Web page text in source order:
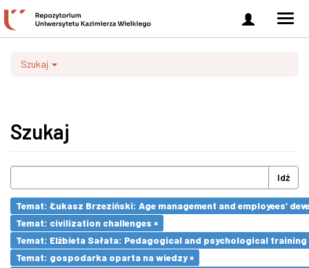
Zaloguj
się
Szukaj
Szukaj
Idź
Temat: Łukasz Brzeziński: Age management and employees’
Temat: civilization challenges ×
Temat: Elżbieta Sałata: Pedagogical and psychological
Temat: gospodarka oparta na wiedzy ×